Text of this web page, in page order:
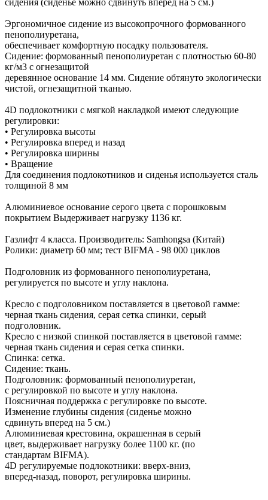
сидения (сиденье можно сдвинуть вперед на 5 см.)
Эргономичное сидение из высокопрочного формованного
пенополиуретана,
обеспечивает комфортную посадку пользователя.
Сидение: формованный пенополиуретан с плотностью 60-80
кг/м3 с огнезащитой
деревянное основание 14 мм. Сидение обтянуто экологически
чистой, огнезащитной тканью.
4D подлокотники с мягкой накладкой имеют следующие
регулировки:
• Регулировка высоты
• Регулировка вперед и назад
• Регулировка ширины
• Вращение
Для соединения подлокотников и сиденья используется сталь
толщиной 8 мм
Алюминиевое основание серого цвета с порошковым
покрытием Выдерживает нагрузку 1136 кг.
Газлифт 4 класса. Производитель: Samhongsa (Китай)
Ролики: диаметр 60 мм; тест BIFMA - 98 000 циклов
Подголовник из формованного пенополиуретана,
регулируется по высоте и углу наклона.
Кресло с подголовником поставляется в цветовой гамме:
черная ткань сидения, серая сетка спинки, серый
подголовник.
Кресло с низкой спинкой поставляется в цветовой гамме:
черная ткань сидения и серая сетка спинки.
Спинка: сетка.
Сидение: ткань.
Подголовник: формованный пенополиуретан,
с регулировкой по высоте и углу наклона.
Поясничная поддержка с регулировке по высоте.
Изменение глубины сидения (сиденье можно
сдвинуть вперед на 5 см.)
Алюминиевая крестовина, окрашенная в серый
цвет, выдерживает нагрузку более 1100 кг. (по
стандартам BIFMA).
4D регулируемые подлокотники: вверх-вниз,
вперед-назад, поворот, регулировка ширины.